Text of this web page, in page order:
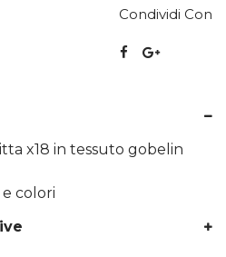
Condividi Con
x18 in tessuto gobelin
colori